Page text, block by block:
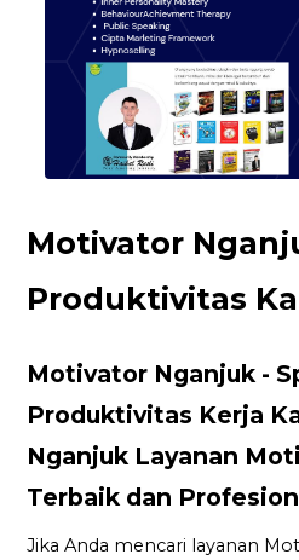
Motivator
Produktivitas
Motivator Nganjuk -
Produktivitas Kerja
Nganjuk Layanan
Terbaik dan
Jika Anda mencari layanan